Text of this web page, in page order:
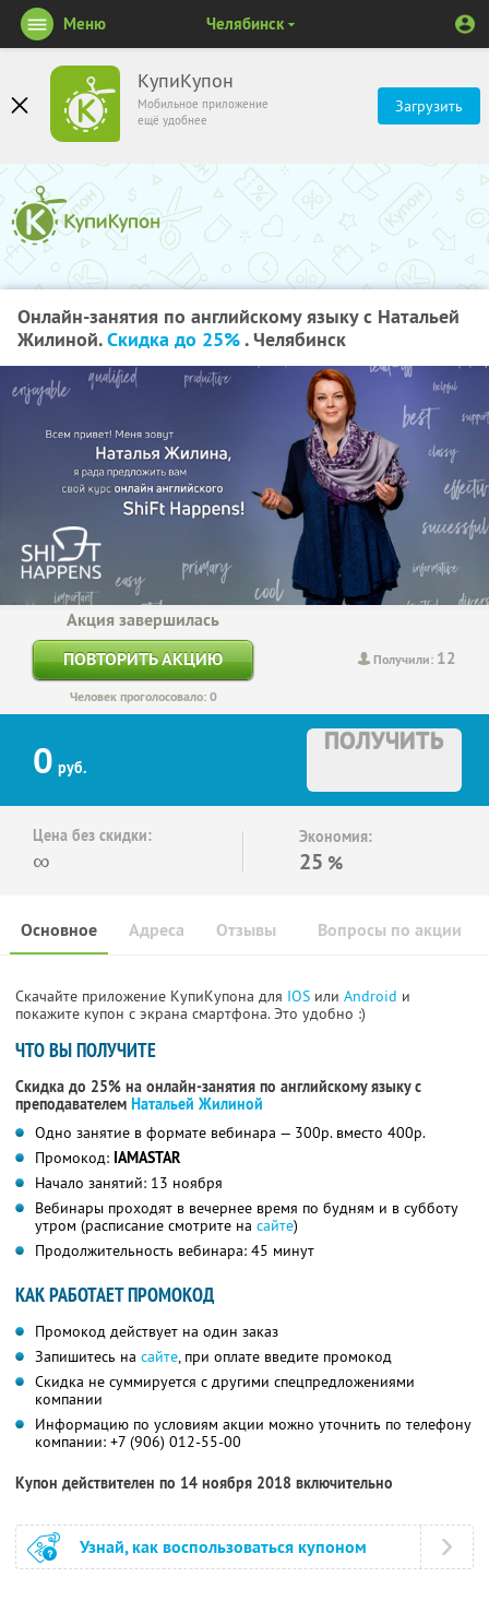
КупиКупон
Мобильное приложение
ещё удобнее
Загрузить
Меню Челябинск
Онлайн-занятия по английскому языку с Натальей
Жилиной.Скидка до 25%. Челябинск
Получили: 12
Акция завершилась
ПОВТОРИТЬ АКЦИЮ
Человек проголосовало: 0
0 руб.
ПОЛУЧИТЬ
Цена без скидки:
∞
Экономия:
25 %
Основное Отзывы Вопросы по акции
Адреса
Скачайте приложение КупиКупона для IOS или Android и
покажите купон с экрана смартфона. Это удобно :)
ЧТО ВЫ ПОЛУЧИТЕ
Скидка до 25% на онлайн-занятия по английскому языку с
преподавателем Натальей Жилиной
Одно занятие в формате вебинара — 300р. вместо 400р.
Промокод: IAMASTAR
Начало занятий: 13 ноября
Вебинары проходят в вечернее время по будням и в субботу
утром (расписание смотрите на сайте)
Продолжительность вебинара: 45 минут
КАК РАБОТАЕТ ПРОМОКОД
Промокод действует на один заказ
Запишитесь на сайте, при оплате введите промокод
Скидка не суммируется с другими спецпредложениями
компании
Информацию по условиям акции можно уточнить по телефону
компании: +7 (906) 012-55-00
Купон действителен по 14 ноября 2018 включительно
Узнай, как воспользоваться купоном